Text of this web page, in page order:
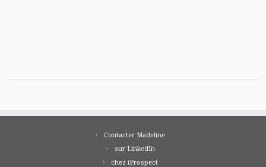
Contacter Madeline
sur LinkedIn
chez iProspect